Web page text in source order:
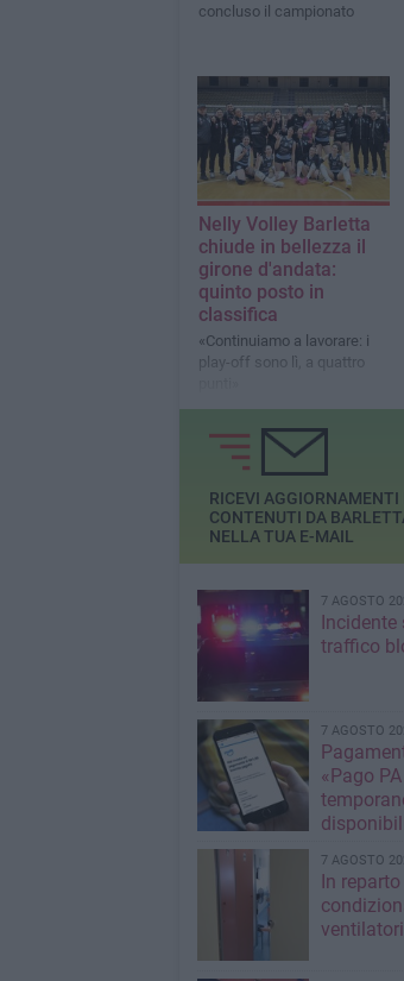
concluso il campionato
Nelly Volley Barletta
chiude in bellezza il
girone d'andata:
quinto posto in
classifica
«Continuiamo a lavorare: i
play-off sono lì, a quattro
RICEVI AGGIORNAMENTI
CONTENUTI DA
NELLA TUA E-MAIL
7 AGOSTO
traffico
7 AGOSTO
«Pago
7 AGOSTO
In